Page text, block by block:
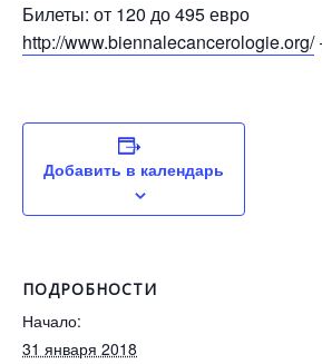
Билеты: от 120 до 495 евро
http://www.biennalecancerologie.org/
Добавить в календарь
ПОДРОБНОСТИ
Начало:
31 января 2018